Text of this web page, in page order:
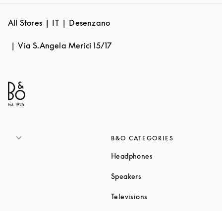
All Stores IT Desenzano
Via S.Angela Merici 15/17
B&O CATEGORIES
Headphones
Speakers
Televisions